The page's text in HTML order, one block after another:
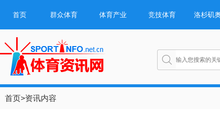
首页 群众体育 体育产业 竞技体育 洛杉矶
首页>资讯内容